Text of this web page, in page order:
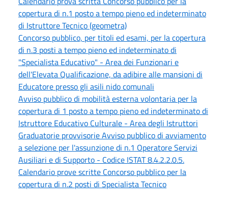
copertura di n.1 posto a tempo pieno ed indeterminato
di Istruttore Tecnico (geometra)
Concorso pubblico, per titoli ed esami, per la copertura
di n.3 posti a tempo pieno ed indeterminato di
"Specialista Educativo" - Area dei Funzionari e
dell'Elevata Qualificazione, da adibire alle mansioni di
Educatore presso gli asili nido comunali
Avviso pubblico di mobilità esterna volontaria per la
copertura di 1 posto a tempo pieno ed indeterminato di
Istruttore Educativo Culturale - Area degli Istruttori
Graduatorie provvisorie Avviso pubblico di avviamento
a selezione per l'assunzione di n.1 Operatore Servizi
Ausiliari e di Supporto - Codice ISTAT 8.4.2.2.0.5.
Calendario prove scritte Concorso pubblico per la
copertura di n.2 posti di Specialista Tecnico